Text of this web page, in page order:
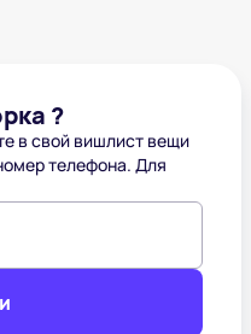
?
в свой вишлист вещи
телефона. Для